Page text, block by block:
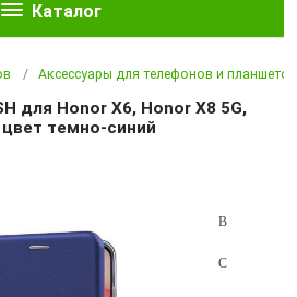
Каталог
Аксессуары для телефонов и планшетов
для Honor X6, Honor X8 5G,
темно-синий